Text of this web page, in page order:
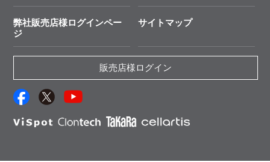
ユーザーズボイス集
エピジェネティクス実験ガイド
抗体検索サイト
資料請求 機器関連
資料請求 受託関連
資料請求 核酸抽出・精製カタログ
サンプル請求一覧
弊社販売店様ログインペー
ジ
サイトマップ
販売店様ログイン